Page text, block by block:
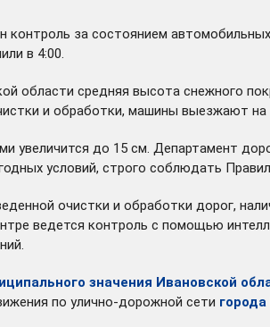
за состоянием
в 4:00.
области средняя высота снежного
и обработки, машины выезжают на
увеличится до 15 см. Департамент
условий, строго соблюдать
очистки и обработки дорог,
ведется контроль с помощью
значения Ивановской
по улично-дорожной сети